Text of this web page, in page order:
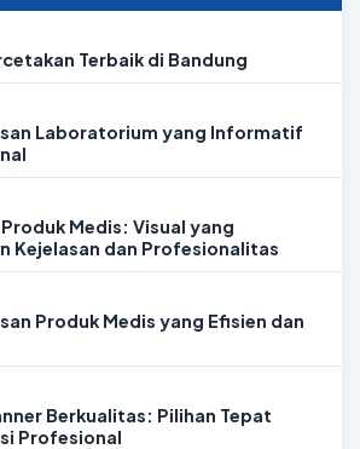
Terbaik di Bandung
Laboratorium yang Informatif
Medis: Visual yang
Kejelasan dan Profesionalitas
Produk Medis yang Efisien dan
Berkualitas: Pilihan Tepat
Profesional